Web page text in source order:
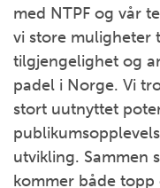
med NTPF og vår
vi store muligheter
tilgjengelighet og
padel i Norge. Vi
stort uutnyttet
utvikling. Sammen
kommer både